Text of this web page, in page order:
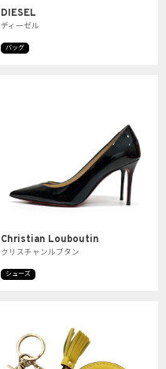
DIESEL
ディーゼル
バッグ
Christian Louboutin
クリスチャンルブタン
シューズ